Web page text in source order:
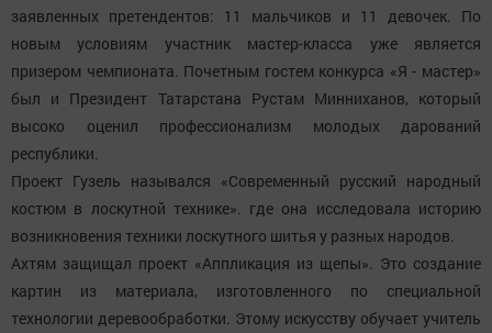
заявленных претендентов: 11 мальчиков и 11 девочек. По
новым условиям участник мастер-класса уже является
призером чемпионата. Почетным гостем конкурса «Я - мастер»
был и Президент Татарстана Рустам Минниханов, который
высоко оценил профессионализм молодых дарований
республики.
Проект Гузель назывался «Современный русский народный
костюм в лоскутной технике». где она исследовала историю
возникновения техники лоскутного шитья у разных народов.
Ахтям защищал проект «Аппликация из щепы». Это создание
картин из материала, изготовленного по специальной
технологии деревообработки. Этому искусству обучает учитель